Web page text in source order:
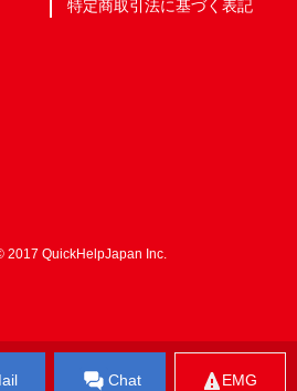
Chat EMG
特定商取引法に基づく表記
2017 QuickHelpJapan Inc.